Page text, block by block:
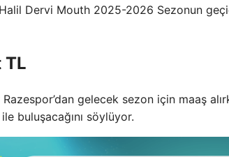
Dervi Mouth 2025-2026 Sezonun
TL
gelecek sezon için maaş
buluşacağını söylüyor.